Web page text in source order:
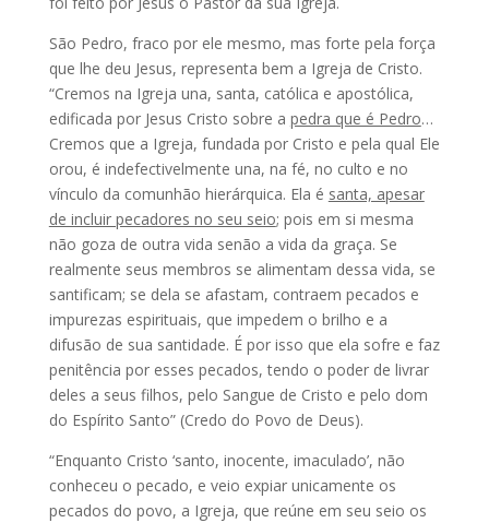
São Pedro, fraco por ele mesmo, mas forte pela força
que lhe deu Jesus, representa bem a Igreja de Cristo.
“Cremos na Igreja una, santa, católica e apostólica,
edificada por Jesus Cristo sobre a pedra que é Pedro…
Cremos que a Igreja, fundada por Cristo e pela qual Ele
orou, é indefectivelmente una, na fé, no culto e no
vínculo da comunhão hierárquica. Ela é santa, apesar
de incluir pecadores no seu seio; pois em si mesma
não goza de outra vida senão a vida da graça. Se
realmente seus membros se alimentam dessa vida, se
santificam; se dela se afastam, contraem pecados e
impurezas espirituais, que impedem o brilho e a
difusão de sua santidade. É por isso que ela sofre e faz
penitência por esses pecados, tendo o poder de livrar
deles a seus filhos, pelo Sangue de Cristo e pelo dom
do Espírito Santo” (Credo do Povo de Deus).
“Enquanto Cristo ‘santo, inocente, imaculado’, não
conheceu o pecado, e veio expiar unicamente os
pecados do povo, a Igreja, que reúne em seu seio os